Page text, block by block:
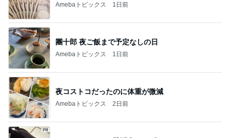
Amebaトピックス 1日前
團十郎 夜ご飯まで予定なしの日
Amebaトピックス 1日前
夜コストコだったのに体重が微減
Amebaトピックス 2日前